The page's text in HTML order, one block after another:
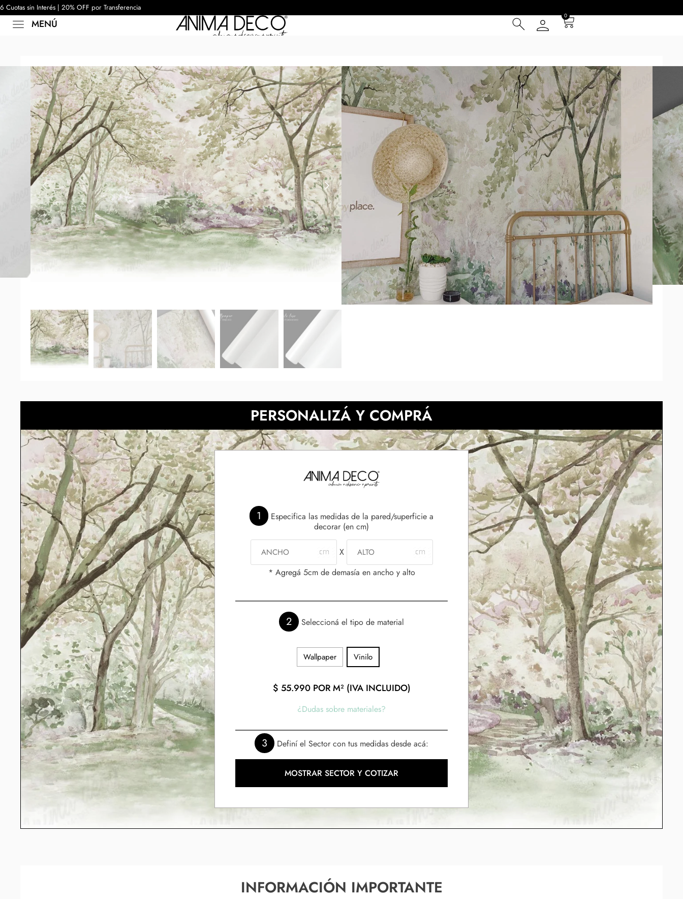
6 Cuotas sin Interés | 20% OFF por Transferencia
MENÚ
0
Inicio/Murales/NATURE/ Blooming
BLOOMING
$55.990–$74.990POR M² (IVA INCLUIDO)
6 Cuotas sin Interés con Tarjeta de Crédito
20% OFF por Transferencia
15 días hábiles Plazo de Entrega **
Incluye instrucciones de instalación
Presupuesta tu pared con el cotizador y obtené una muestra* a escala real según tus
dimensiones. Si son paredes muy grandes se repetirá la composición hasta cubrir las
medidas indicadas y luego en tu pedido se adaptará el modelo correctamente. *Los tonos
de la muestra pueden diferir según la calibración de cada pantalla.
También podes probarlo en tu propio espacio con el simulador.
NECESITAS MÀS INFORMACIÓN?
PERSONALIZÁ Y COMPRÁ
1
Especifica las medidas de la pared/superficie a
decorar (en cm)
X
* Agregá 5cm de demasía en ancho y alto
2 Seleccioná el tipo de material
Wallpaper Vinilo
$ 55.990POR M² (IVA INCLUIDO)
¿Dudas sobre materiales?
3 Definí el Sector con tus medidas desde acá:
MOSTRAR SECTOR Y COTIZAR
INFORMACIÓN IMPORTANTE